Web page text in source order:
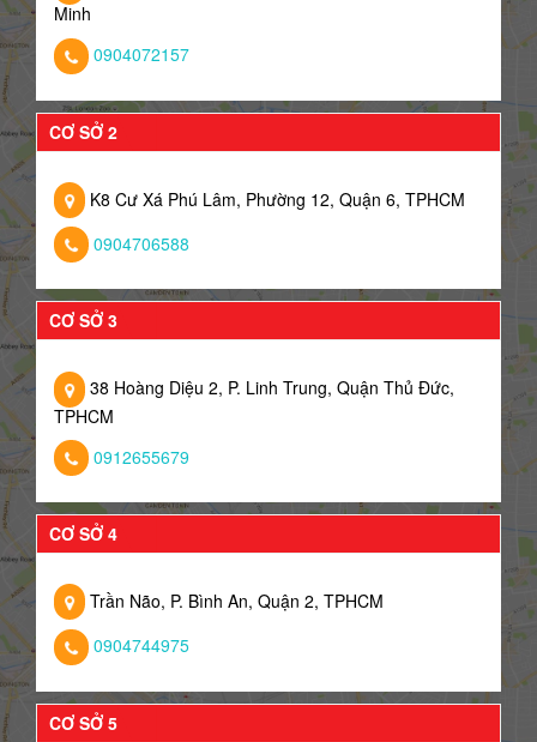
Minh
0904072157
CƠ SỞ 2
K8 Cư Xá Phú Lâm, Phường 12, Quận 6, TPHCM
0904706588
CƠ SỞ 3
38 Hoàng Diệu 2, P. Linh Trung, Quận Thủ Đức,
TPHCM
0912655679
CƠ SỞ 4
Trần Não, P. Bình An, Quận 2, TPHCM
0904744975
CƠ SỞ 5